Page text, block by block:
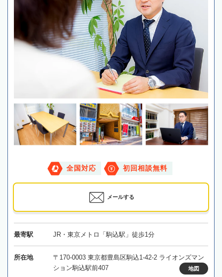
全国対応 初回相談無料
メールする
最寄駅 JR・東京メトロ「駒込駅」徒歩1分
所在地
〒170-0003 東京都豊島区駒込1-42-2 ライオンズマン
ション駒込駅前407
地図